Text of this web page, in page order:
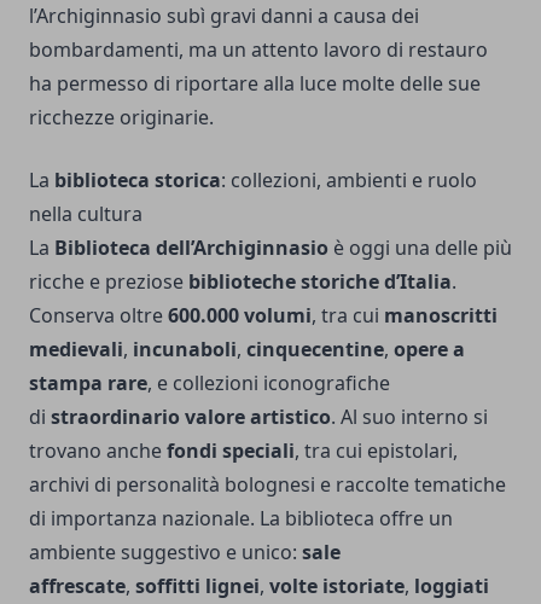
l’Archiginnasio subì gravi danni a causa dei
bombardamenti, ma un attento lavoro di restauro
ha permesso di riportare alla luce molte delle sue
ricchezze originarie.
La biblioteca storica: collezioni, ambienti e ruolo
nella cultura
La Biblioteca dell’Archiginnasio è oggi una delle più
ricche e preziose biblioteche storiche d’Italia.
Conserva oltre600.000 volumi, tra cui manoscritti
medievali, incunaboli, cinquecentine, opere a
stampa rare, e collezioni iconografiche
di straordinario valore artistico. Al suo interno si
trovano anchefondi speciali, tra cui epistolari,
archivi di personalità bolognesi e raccolte tematiche
di importanza nazionale. La biblioteca offre un
ambiente suggestivo e unico: sale
affrescate, soffitti lignei, volte istoriate, loggiati